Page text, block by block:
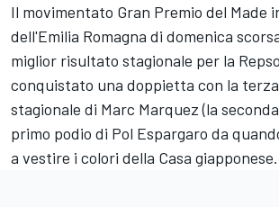
Il movimentato Gran Premio del Made
dell'Emilia Romagna di domenica
miglior risultato stagionale per la
conquistato una doppietta con la
stagionale di Marc Marquez (la
primo podio di Pol Espargaro da
a vestire i colori della Casa giapponese.